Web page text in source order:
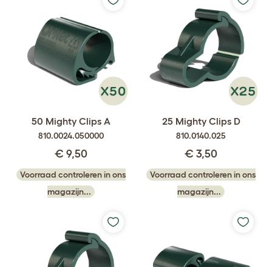
50 Mighty Clips A
810.0024.050000
€ 9,50
Voorraad controleren in ons
magazijn...
25 Mighty Clips D
810.0140.025
€ 3,50
Voorraad controleren in ons
magazijn...